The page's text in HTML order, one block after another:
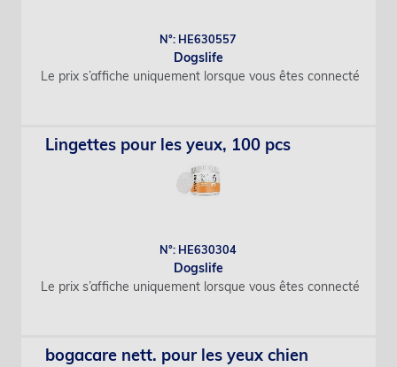
N°: HE630557
Dogslife
Le prix s’affiche uniquement lorsque vous êtes connecté
Lingettes pour les yeux, 100 pcs
N°: HE630304
Dogslife
Le prix s’affiche uniquement lorsque vous êtes connecté
bogacare nett. pour les yeux chien